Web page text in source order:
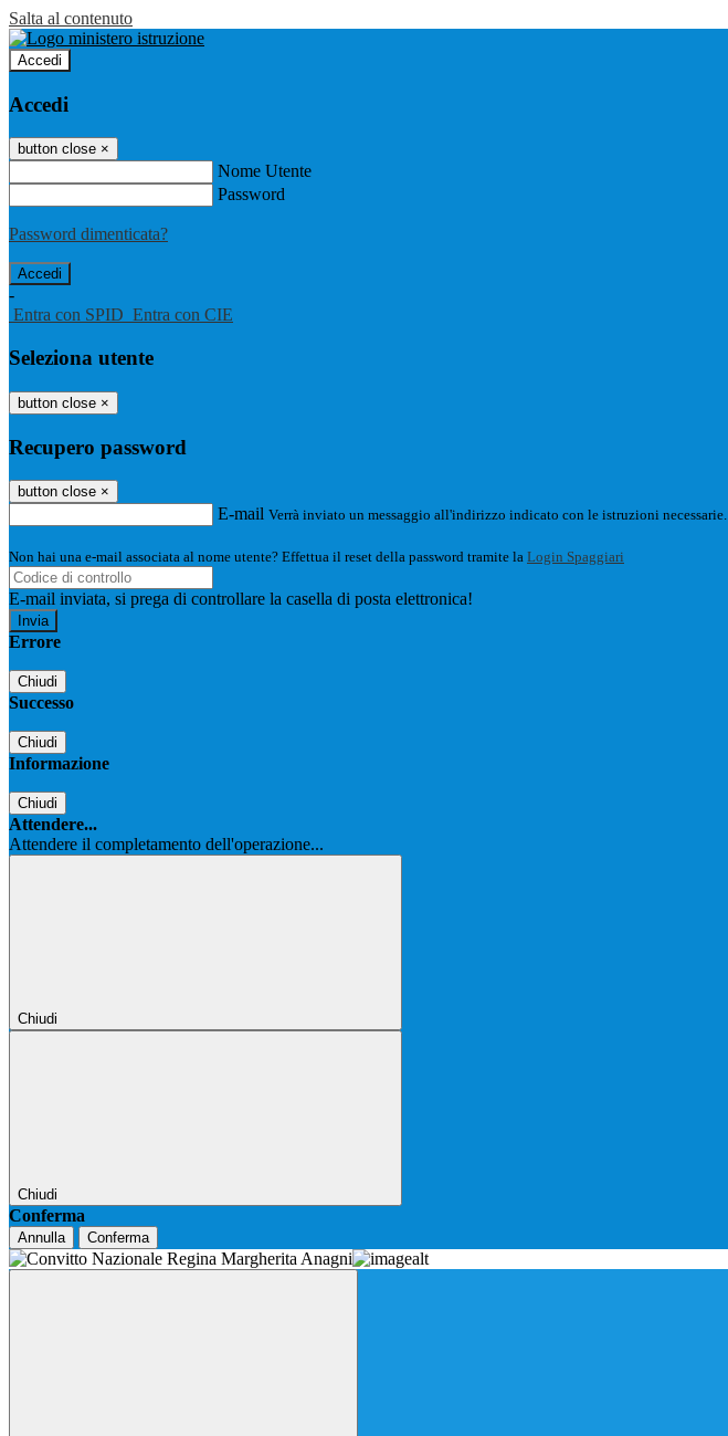
Salta al contenuto
Accedi
Accedi
button close ×
Nome Utente
Password
Password dimenticata?
-
Entra con SPID Entra con CIE
Seleziona utente
button close ×
Recupero password
button close ×
E-mail Verrà inviato un messaggio all'indirizzo indicato con le istruzioni necessarie.
Non hai una e-mail associata al nome utente? Effettua il reset della password tramite la Login Spaggiari
E-mail inviata, si prega di controllare la casella di posta elettronica!
Errore
Chiudi
Successo
Chiudi
Informazione
Chiudi
Attendere...
Attendere il completamento dell'operazione...
Chiudi
Chiudi
Conferma
Annulla Conferma